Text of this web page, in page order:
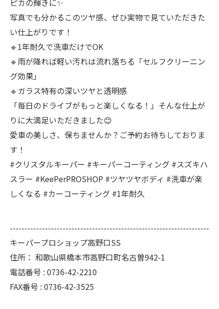
ピカの輝きに✨
写真でも分かるこのツヤ感、ぜひ実物で見ていただきた
い仕上がりです！
🔹1年耐久で洗車だけでOK
🔹雨が降れば軽い汚れは流れ落ちる「セルフクリーニン
グ効果」
🔹ガラス特有の深いツヤと透明感
「毎日のドライブがもっと楽しくなる！」そんな仕上が
りに大満足いただきました😊
愛車の美しさ、保ちませんか？ご予約お待ちしておりま
す！
#クリスタルキーパー #キーパーコーティング #スズキハ
スラー #KeePerPROSHOP #ツヤツヤボディ #洗車が楽
しくなる #カーコーティング #1年耐久
--------------------------------------------------------------------
キーパープロショップ高野口SS
住所： 和歌山県橋本市高野口町名古曽942-1
電話番号 : 0736-42-2210
FAX番号 : 0736-42-3525